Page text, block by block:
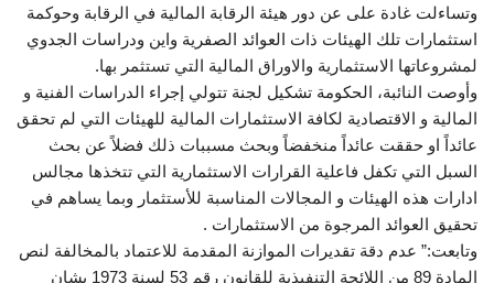
وتساءلت غادة على عن دور هيئة الرقابة المالية في الرقابة وحوكمة
استثمارات تلك الهيئات ذات العوائد الصفرية واين ودراسات الجدوي
لمشروعاتها الاستثمارية والاوراق المالية التي تستثمر بها.
وأوصت النائبة، الحكومة تشكيل لجنة تتولي إجراء الدراسات الفنية و
المالية و الاقتصادية لكافة الاستثمارات المالية للهيئات التي لم تحقق
عائداً او حققت عائداً منخفضاً وبحث مسببات ذلك فضلاً عن بحث
السبل التي تكفل فاعلية القرارات الاستثمارية التي تتخذها مجالس
ادارات هذه الهيئات و المجالات المناسبة للأستثمار وبما يساهم في
تحقيق العوائد المرجوة من الاستثمارات .
وتابعت:” عدم دقة تقديرات الموازنة المقدمة للاعتماد بالمخالفة لنص
المادة 89 من اللائحة التنفيذية للقانون رقم 53 لسنة 1973 بشان